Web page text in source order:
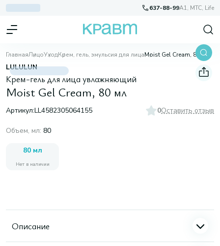
637-88-99A1, МТС, Life
ГлавнаяЛицоУходКрем, гель, эмульсия для лицаMoist Gel Cream, 80 мл
LULULUN
Крем-гель для лица увлажняющий
Moist Gel Cream, 80 мл
Артикул:LL4582305064155 0Оставить отзыв
Объем, мл: 80
80 мл
Нет в наличии
Описание